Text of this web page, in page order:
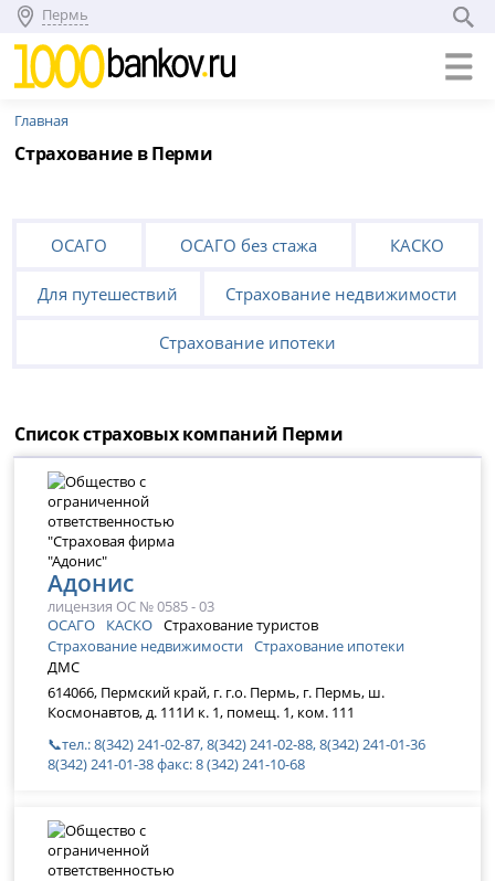
Пермь
Главная
Страхование в Перми
ОСАГО ОСАГО без стажа КАСКО
Для путешествий Страхование недвижимости
Страхование ипотеки
Список страховых компаний Перми
Адонис
лицензия ОС № 0585 - 03
ОСАГО
КАСКО Страхование туристов
Страхование недвижимости Страхование ипотеки
ДМС
614066, Пермский край, г. г.о. Пермь, г. Пермь, ш.
Космонавтов, д. 111И к. 1, помещ. 1, ком. 111
📞тел.: 8(342) 241-02-87, 8(342) 241-02-88, 8(342) 241-01-36
8(342) 241-01-38 факс: 8 (342) 241-10-68